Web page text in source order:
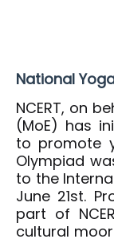
National
NCERT, on
(MoE) has
to promote
Olympiad
to the
June 21st.
part of
cultural